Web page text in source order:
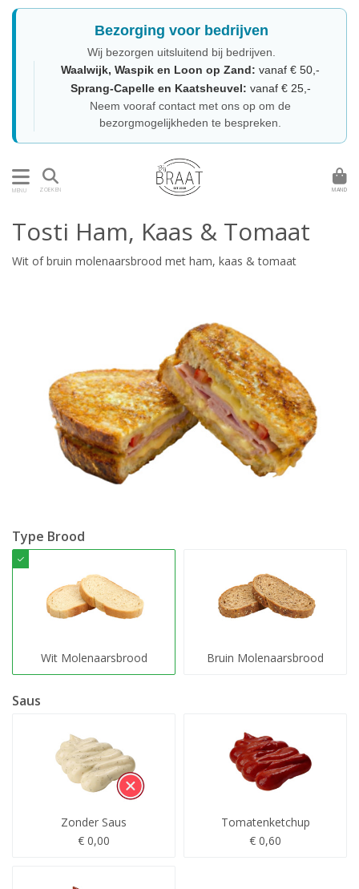
Bezorging voor bedrijven
Wij bezorgen uitsluitend bij bedrijven.
Waalwijk, Waspik en Loon op Zand: vanaf € 50,-
Sprang-Capelle en Kaatsheuvel: vanaf € 25,-
Neem vooraf contact met ons op om de
bezorgmogelijkheden te bespreken.
MENU ZOEKEN MAND
Tosti Ham, Kaas & Tomaat
Wit of bruin molenaarsbrood met ham, kaas & tomaat
Type Brood
Wit Molenaarsbrood Bruin Molenaarsbrood
Saus
Zonder Saus
€ 0,00
Tomatenketchup
€ 0,60